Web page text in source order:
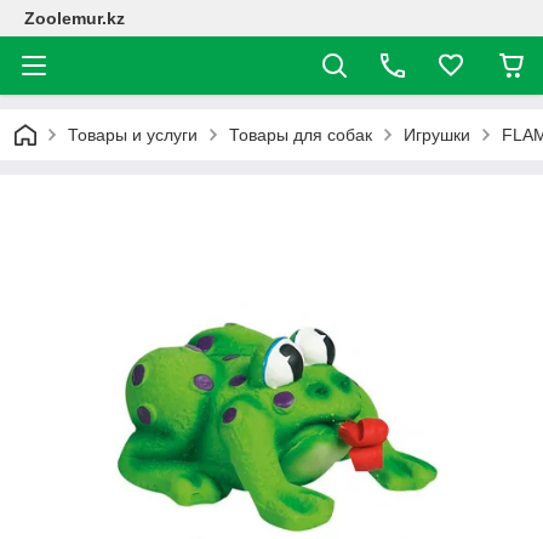
Zoolemur.kz
Товары и услуги Товары для собак Игрушки